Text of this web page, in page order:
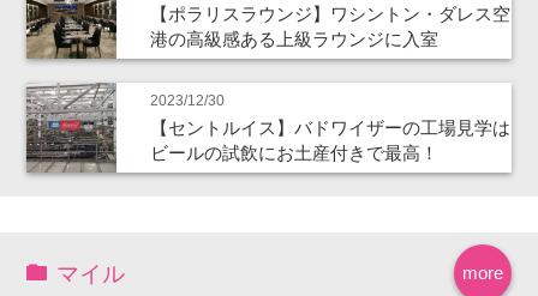
【ポラリスラウンジ】ワシントン・ダレス空
港の高級感ある上級ラウンジに入室
2023/12/30
【セントルイス】バドワイザーの工場見学は
ビールの試飲にお土産付きで最高！
more
マイル